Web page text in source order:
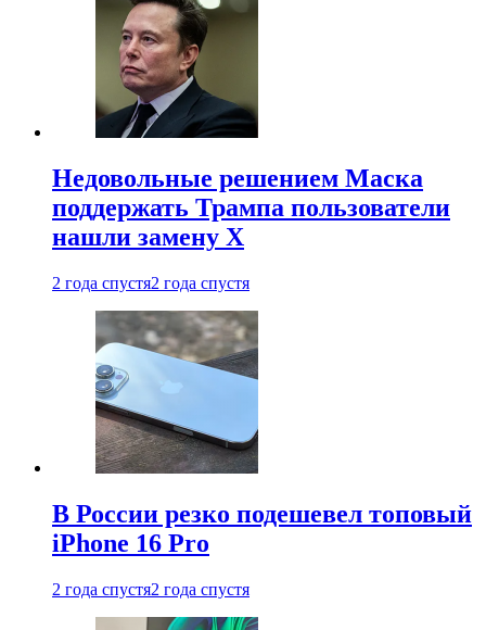
Недовольные решением Маска
поддержать Трампа пользователи
нашли замену X
2 года спустя2 года спустя
В России резко подешевел топовый
iPhone 16 Pro
2 года спустя2 года спустя